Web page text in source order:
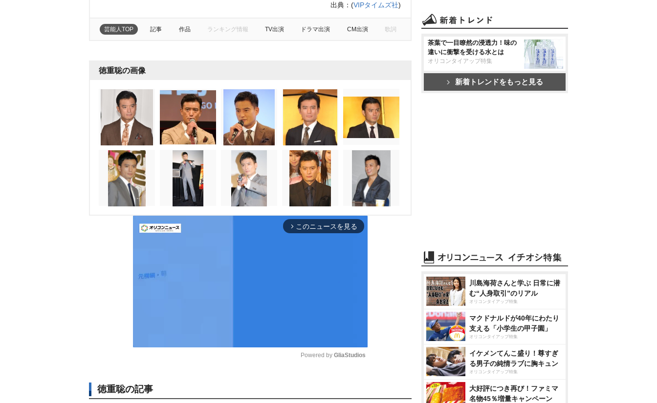
出典： (VIPタイムズ社)
芸能人TOP 記事 作品 ランキング情報 TV出演 ドラマ出演 CM出演 歌詞
徳重聡の画像
arrow_forward_ios このニュースを見る
u
Powered by GliaStudios
徳重聡の記事
茶葉で一目瞭然の浸透力！味の
違いに衝撃を受ける水とは
オリコンタイアップ特集
新着トレンドをもっと見る
川島海荷さんと学ぶ 日常に潜
む“人身取引”のリアル
オリコンタイアップ特集
マクドナルドが40年にわたり
支える「小学生の甲子園」
オリコンタイアップ特集
イケメンてんこ盛り！尊すぎ
る男子の純情ラブに胸キュン
オリコンタイアップ特集
大好評につき再び！ファミマ
名物45％増量キャンペーン